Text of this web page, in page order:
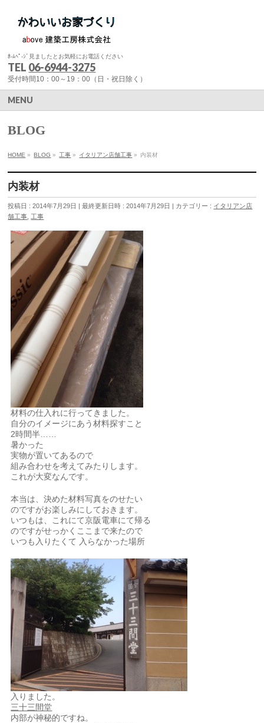
ﾎ-ﾑﾍﾟ-ｼﾞ見ましたとお気軽にお電話ください
TEL 06-6944-3275
受付時間10：00～19：00（日・祝日除く）
MENU
BLOG
HOME » BLOG » 工事 » イタリアン店舗工事 » 内装材
内装材
投稿日 : 2014年7月29日 最終更新日時 : 2014年7月29日 カテゴリー : イタリアン店
舗工事 工事
材料の仕入れに行ってきました。
自分のイメージにあう材料探すこと
2時間半……
暑かった
実物が置いてあるので
組み合わせを考えてみたりします。
これが大変なんです。
本当は、決めた材料写真をのせたい
のですがお楽しみにしておきます。
いつもは、これにて京阪電車にて帰る
のですがせっかくここまで来たので
いつも入りたくて 入らなかった場所
入りました。
三十三間堂
内部が神秘的ですね。